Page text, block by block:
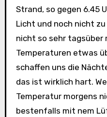
Strand, so gegen 6.45
Licht und noch nicht
nicht so sehr tagsüber
Temperaturen etwas
schaffen uns die
das ist wirklich hart.
Temperatur morgens
bestenfalls mit nem